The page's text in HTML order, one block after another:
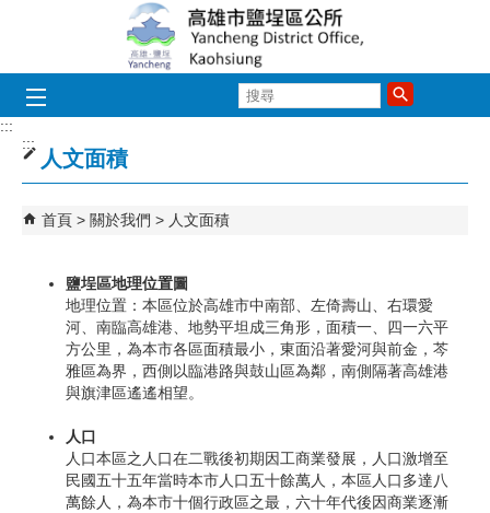
跳到主要內容區塊
尋
:::
:::
人文面積
首頁 關於我們 人文面積
鹽埕區地理位置圖
地理位置：本區位於高雄市中南部、左倚壽山、右環愛
河、南臨高雄港、地勢平坦成三角形，面積一、四一六平
方公里，為本市各區面積最小，東面沿著愛河與前金，芩
雅區為界，西側以臨港路與鼓山區為鄰，南側隔著高雄港
與旗津區遙遙相望。
人口
人口本區之人口在二戰後初期因工商業發展，人口激增至
民國五十五年當時本市人口五十餘萬人，本區人口多達八
萬餘人，為本市十個行政區之最，六十年代後因商業逐漸